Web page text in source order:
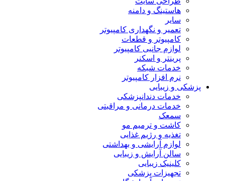
هاستینگ و دامنه
سایر
تعمیر و نگهداری کامپیوتر
کامپیوتر و قطعات
لوازم جانبی کامپیوتر
پرینتر و اسکنر
خدمات شبکه
نرم افزار کامپیوتر
پزشکی و زیبایی
خدمات دندانپزشکی
خدمات درمانی و مراقبتی
سمعک
کاشت و ترمیم مو
تغذیه و رژیم غذایی
لوازم آرایشی و بهداشتی
سالن آرایش و زیبایی
کلینیک زیبایی
تجهیزات پزشکی